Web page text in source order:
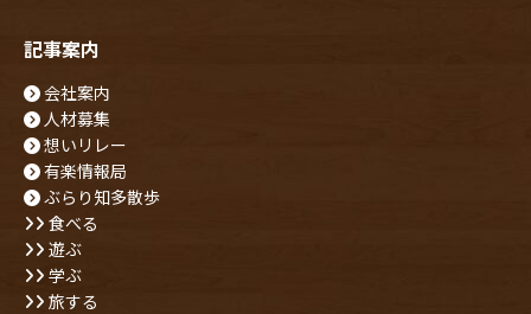
記事案内
会社案内
人材募集
想いリレー
有楽情報局
ぶらり知多散歩
食べる
遊ぶ
学ぶ
旅する